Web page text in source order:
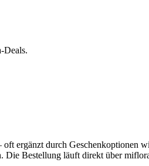
Deals.
ergänzt durch Geschenkoptionen
Bestellung läuft direkt über